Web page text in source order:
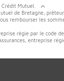
Mutuel.
de Bretagne, prêteur.
rembourser les
régie par le code
entreprise